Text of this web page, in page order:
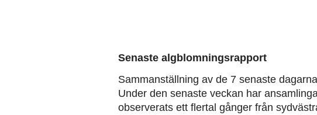
Senaste algblomningsrapport
Sammanställning av de 7 senaste
Under den senaste veckan har
observerats ett flertal gånger från